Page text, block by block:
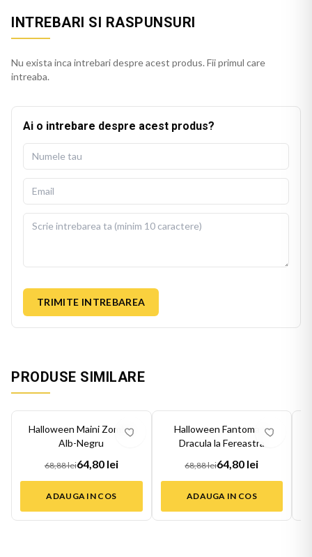
INTREBARI SI RASPUNSURI
Nu exista inca intrebari despre acest produs. Fii primul care
intreaba.
Ai o intrebare despre acest produs?
TRIMITE INTREBAREA
PRODUSE SIMILARE
%
Halloween Maini Zombie
Alb-Negru
68,88 lei64,80 lei
ADAUGA IN COS
Halloween Fantoma si
Dracula la Fereastra
68,88 lei64,80 lei
ADAUGA IN COS